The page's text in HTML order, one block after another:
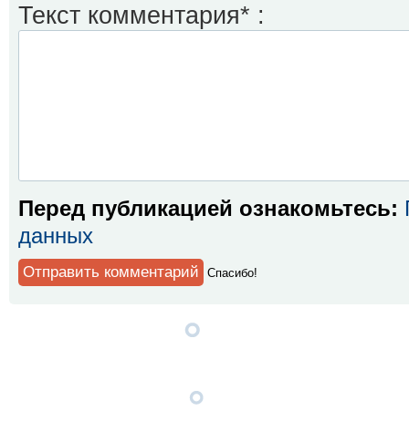
Текст комментария* :
Перед публикацией ознакомьтесь:
данных
Спaсибо!